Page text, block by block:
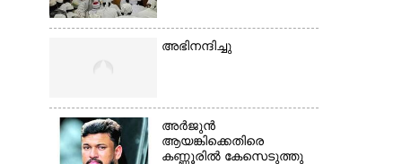
അഭിനന്ദിച്ചു
അർജുൻ
ആയങ്കിക്കെതിരെ
കണ്ണൂരിൽ കേസെടുത്തു